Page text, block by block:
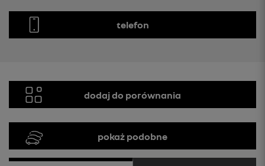
telefon
dodaj do porównania
pokaż podobne